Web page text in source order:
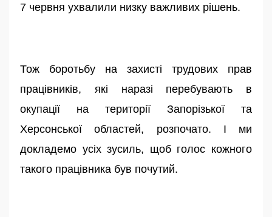
7 червня ухвалили низку важливих рішень.
Тож боротьбу на захисті трудових прав
працівників, які наразі перебувають в
окупації на території Запорізької та
Херсонської областей, розпочато. І ми
докладемо усіх зусиль, щоб голос кожного
такого працівника був почутий.